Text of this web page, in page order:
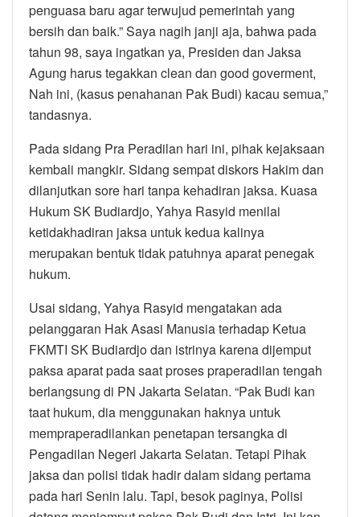
penguasa baru agar terwujud pemerintah yang
bersih dan baik.” Saya nagih janji aja, bahwa pada
tahun 98, saya ingatkan ya, Presiden dan Jaksa
Agung harus tegakkan clean dan good goverment,
Nah ini, (kasus penahanan Pak Budi) kacau semua,”
tandasnya.
Pada sidang Pra Peradilan hari ini, pihak kejaksaan
kembali mangkir. Sidang sempat diskors Hakim dan
dilanjutkan sore hari tanpa kehadiran jaksa. Kuasa
Hukum SK Budiardjo, Yahya Rasyid menilai
ketidakhadiran jaksa untuk kedua kalinya
merupakan bentuk tidak patuhnya aparat penegak
hukum.
Usai sidang, Yahya Rasyid mengatakan ada
pelanggaran Hak Asasi Manusia terhadap Ketua
FKMTI SK Budiardjo dan istrinya karena dijemput
paksa aparat pada saat proses praperadilan tengah
berlangsung di PN Jakarta Selatan. “Pak Budi kan
taat hukum, dia menggunakan haknya untuk
mempraperadilankan penetapan tersangka di
Pengadilan Negeri Jakarta Selatan. Tetapi Pihak
jaksa dan polisi tidak hadir dalam sidang pertama
pada hari Senin lalu. Tapi, besok paginya, Polisi